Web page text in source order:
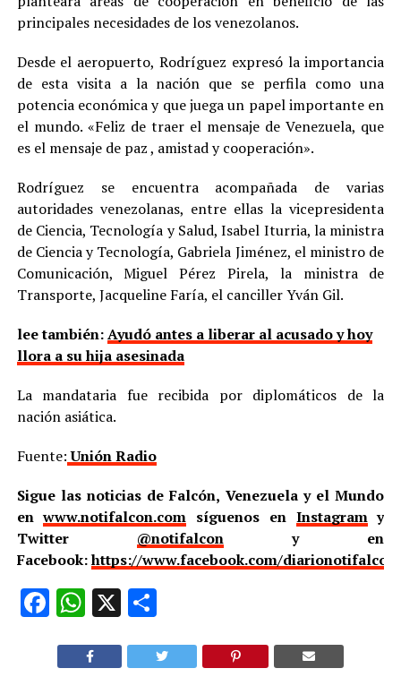
principales necesidades de los venezolanos.
Desde el aeropuerto, Rodríguez expresó la importancia
de esta visita a la nación que se perfila como una
potencia económica y que juega un papel importante en
el mundo. «Feliz de traer el mensaje de Venezuela, que
es el mensaje de paz , amistad y cooperación».
Rodríguez se encuentra acompañada de varias
autoridades venezolanas, entre ellas la vicepresidenta
de Ciencia, Tecnología y Salud, Isabel Iturria, la ministra
de Ciencia y Tecnología, Gabriela Jiménez, el ministro de
Comunicación, Miguel Pérez Pirela, la ministra de
Transporte, Jacqueline Faría, el canciller Yván Gil.
lee también:Ayudó antes a liberar al acusado y hoy
llora a su hija asesinada
La mandataria fue recibida por diplomáticos de la
nación asiática.
Fuente:Unión Radio
Sigue las noticias de Falcón, Venezuela y el Mundo
enwww.notifalcon.com síguenos en Instagramy
Twitter @notifalcony en
Facebook:https://www.facebook.com/
Facebook
WhatsApp
X Compartir